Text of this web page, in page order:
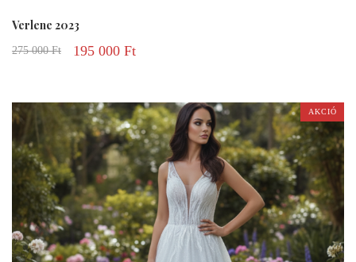
Verlene 2023
275 000Ft 195 000 Ft
AKCIÓ